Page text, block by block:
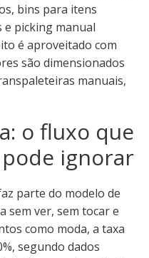
bins para itens
e picking manual
é aproveitado com
são dimensionados
manuais,
o fluxo que
ignorar
parte do modelo de
sem ver, sem tocar e
como moda, a taxa
segundo dados